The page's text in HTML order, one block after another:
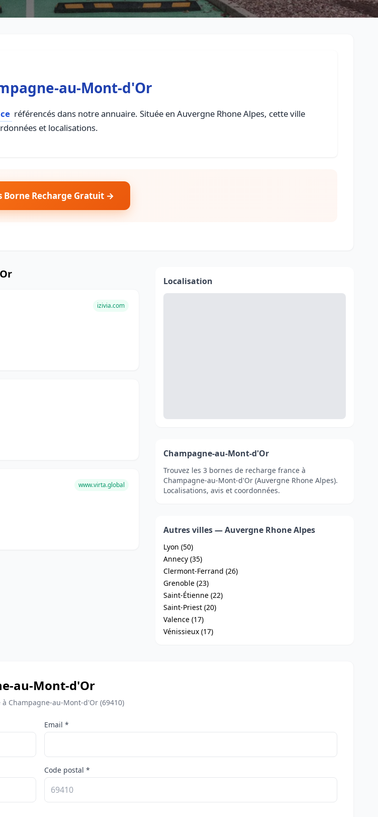
au-Mont-d'Or
référencés dans notre annuaire. Située en Auvergne Rhone Alpes, cette ville
et localisations.
Borne Recharge Gratuit →
izivia.com
www.virta.global
Localisation
Champagne-au-Mont-d'Or
Trouvez les 3 bornes de recharge france à
Champagne-au-Mont-d'Or (Auvergne Rhone Alpes).
Localisations, avis et coordonnées.
Autres villes — Auvergne Rhone Alpes
Lyon (50)
Annecy (35)
Clermont-Ferrand (26)
Grenoble (23)
Saint-Étienne (22)
Saint-Priest (20)
Valence (17)
Vénissieux (17)
au-Mont-d'Or
Champagne-au-Mont-d'Or (69410)
Email *
Code postal *